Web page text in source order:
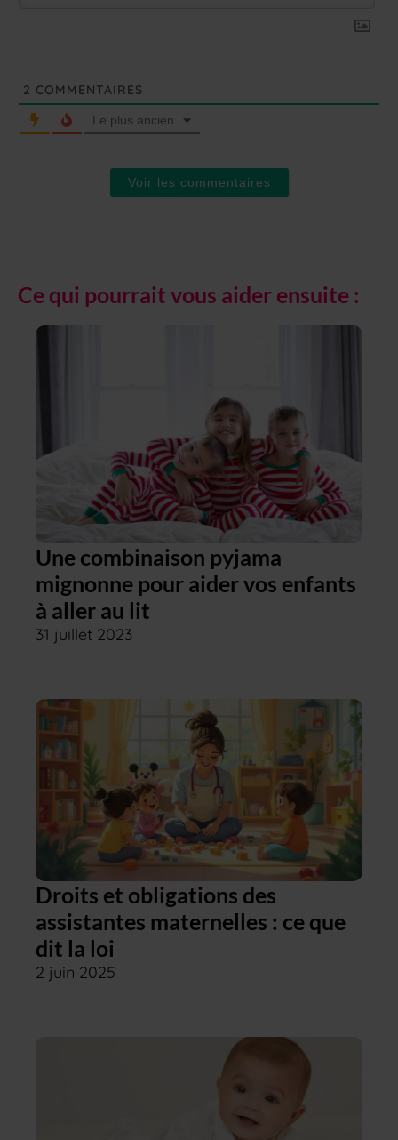
2 COMMENTAIRES
Le plus ancien
Voir les commentaires
Ce qui pourrait vous aider ensuite :
Une combinaison pyjama
mignonne pour aider vos enfants
à aller au lit
31 juillet 2023
Droits et obligations des
assistantes maternelles : ce que
dit la loi
2 juin 2025